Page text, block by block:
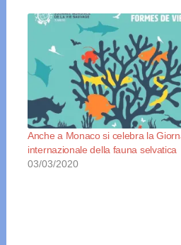
Anche a Monaco si celebra la
internazionale della fauna selvatica
03/03/2020